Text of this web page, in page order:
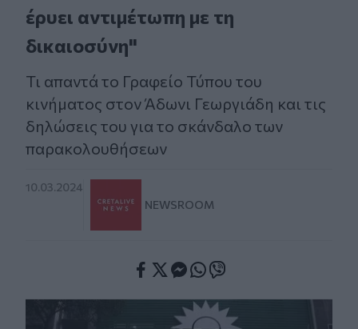
έρυει αντιμέτωπη με τη
δικαιοσύνη"
Τι απαντά το Γραφείο Τύπου του
κινήματος στον Άδωνι Γεωργιάδη και τις
δηλώσεις του για το σκάνδαλο των
παρακολουθήσεων
10.03.2024
NEWSROOM